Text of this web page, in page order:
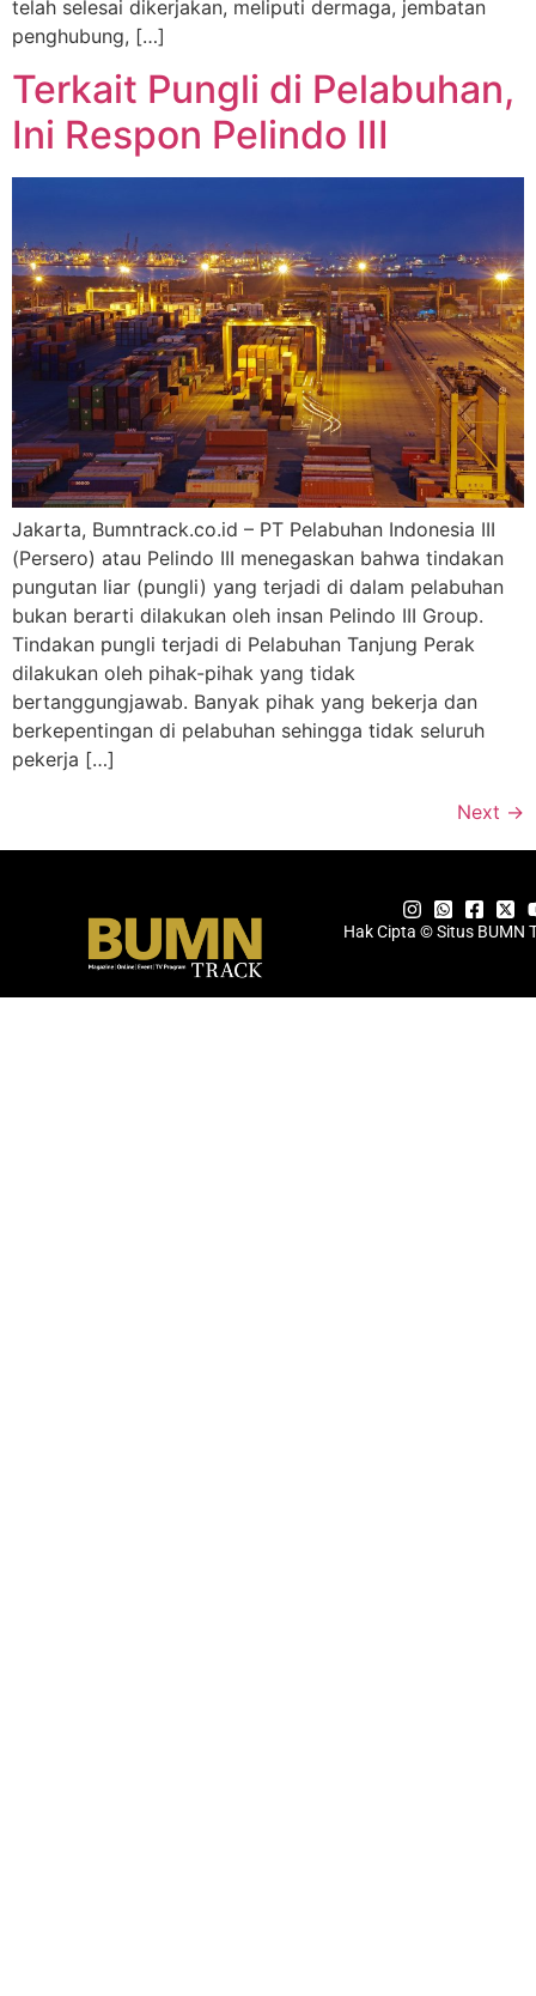
telah selesai dikerjakan, meliputi dermaga, jembatan
penghubung, […]
Terkait Pungli di Pelabuhan,
Ini Respon Pelindo III
Jakarta, Bumntrack.co.id – PT Pelabuhan Indonesia III
(Persero) atau Pelindo III menegaskan bahwa tindakan
pungutan liar (pungli) yang terjadi di dalam pelabuhan
bukan berarti dilakukan oleh insan Pelindo III Group.
Tindakan pungli terjadi di Pelabuhan Tanjung Perak
dilakukan oleh pihak-pihak yang tidak
bertanggungjawab. Banyak pihak yang bekerja dan
berkepentingan di pelabuhan sehingga tidak seluruh
pekerja […]
Next →
Hak Cipta © Situs BUMN